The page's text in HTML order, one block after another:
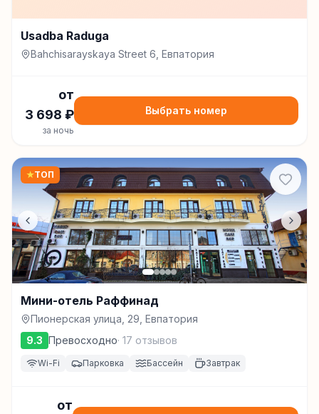
Usadba Raduga
Bahchisarayskaya Street 6, Евпатория
от
3 698 ₽
за ночь
Выбрать номер
★ТОП
Мини-отель Раффинад
Пионерская улица, 29, Евпатория
9.3 Превосходно· 17 отзывов
Wi-Fi Парковка Бассейн Завтрак
от